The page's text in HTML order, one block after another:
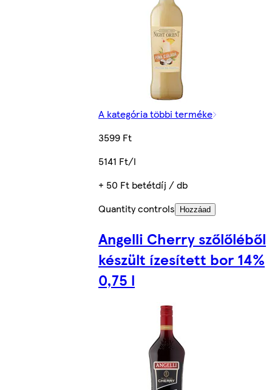
A kategória többi terméke
3599 Ft
5141 Ft/l
+ 50 Ft betétdíj / db
Quantity controls
Hozzáad
Angelli Cherry szőlőléből
készült ízesített bor 14%
0,75 l